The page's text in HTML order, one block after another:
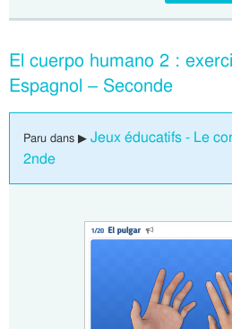
El cuerpo humano 2 :
Espagnol – Seconde
Paru dans ▶ Jeux éducatifs - Le
2nde